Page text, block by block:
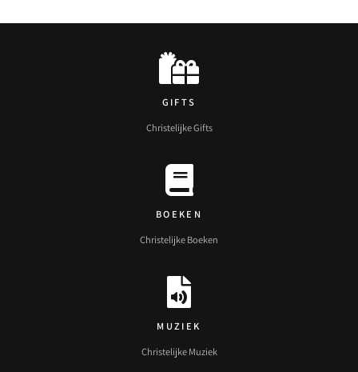
GIFTS
Christelijke Gifts
BOEKEN
Christelijke Boeken
MUZIEK
Christelijke Muziek